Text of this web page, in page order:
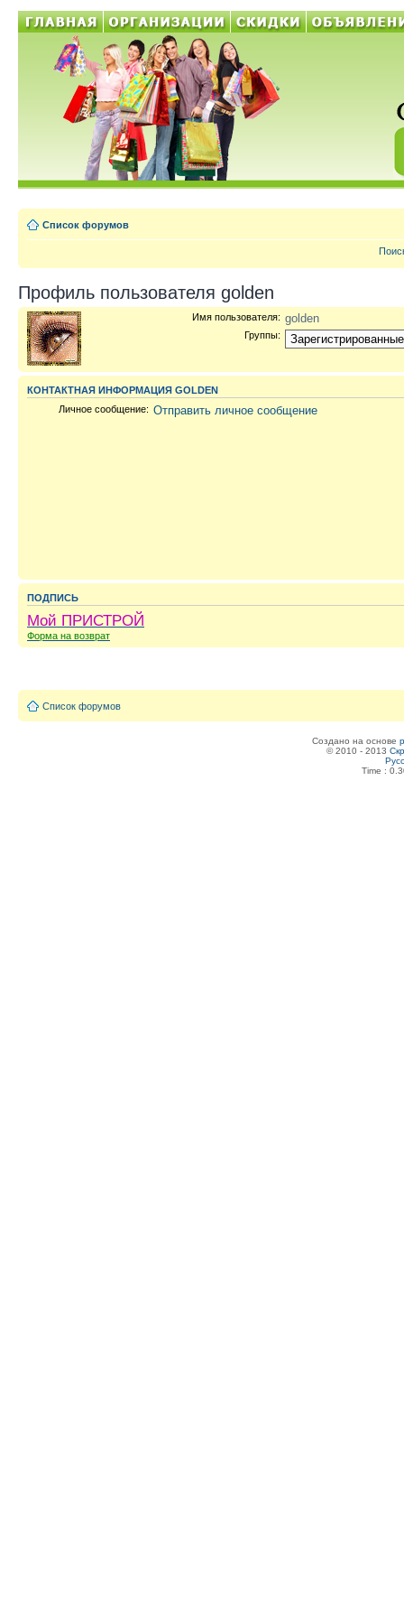
Список форумов
Профиль пользователя golden
Имя пользователя: golden
Группы:
КОНТАКТНАЯ ИНФОРМАЦИЯ GOLDEN
Личное сообщение: Отправить личное сообщение
ПОДПИСЬ
Мой ПРИСТРОЙ
Форма на возврат
Список форумов
Создано на основе
© 2010 - 2013
Time :